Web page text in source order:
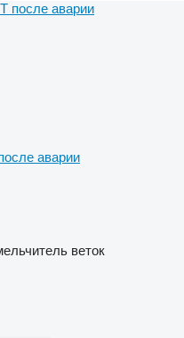
аварии
веток